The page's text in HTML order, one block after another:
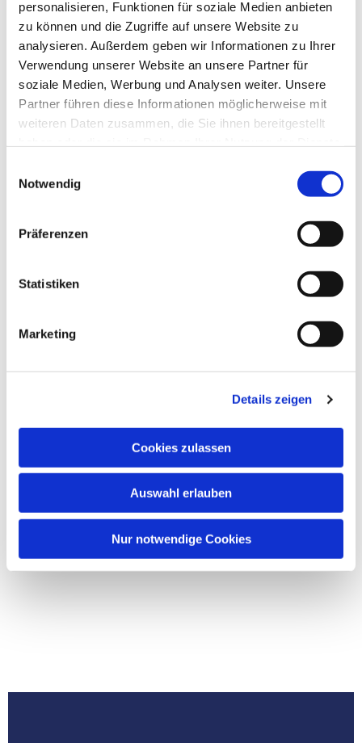
personalisieren, Funktionen für soziale Medien anbieten
zu können und die Zugriffe auf unsere Website zu
analysieren. Außerdem geben wir Informationen zu Ihrer
Verwendung unserer Website an unsere Partner für
soziale Medien, Werbung und Analysen weiter. Unsere
Partner führen diese Informationen möglicherweise mit
weiteren Daten zusammen, die Sie ihnen bereitgestellt
Notwendig
Präferenzen
Statistiken
Marketing
Details zeigen
Cookies zulassen
Auswahl erlauben
Nur notwendige Cookies
Dies könnte Sie auch